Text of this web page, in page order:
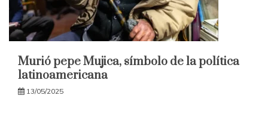
Murió pepe Mujica, símbolo de la política
latinoamericana
13/05/2025